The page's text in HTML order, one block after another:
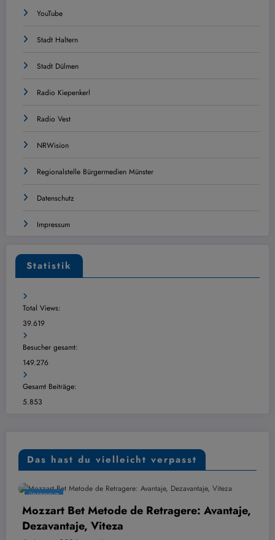
YouTube
Stadt Haltern
Stadt Dülmen
Radio Kiepenkerl
Radio Vest
NRWision
Regionalstelle Bürgermedien Münster
Datenschutz
Impressum
Statistik
Total Views:
39.619
Besucher gesamt:
149.276
Gesamt Beiträge:
5.853
Das hast du vielleicht verpasst
Bet Metode de Retragere: Avantaje,
Viteza